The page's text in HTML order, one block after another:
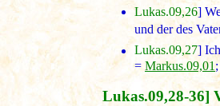
Lukas.09,26]
und der des
Lukas.09,27]
= Markus.09,01
Lukas.09,28-36]